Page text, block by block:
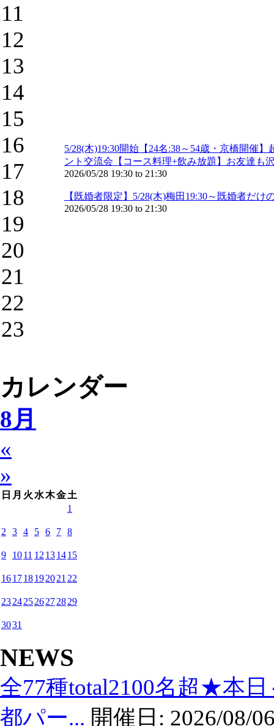
11
12
13
14
15
16
17
18
19
20
21
22
23
5/28(木)19:30開始【24名:38～54歳・京橋開催
ント交流会【コース料理+飲み放題】お友達も
2026/05/28 19:30 to 21:30
【既婚者限定】5/28(木)梅田19:30～既婚者だ
2026/05/28 19:30 to 21:30
カレンダー
8月
«
»
日 月 火 水木金土
1
2 3 4 5 6 7 8
9 1011 12 131415
161718192021 22
23242526272829
3031
NEWS
全77種total2100名超★本
都パー... 開催日: 2026/08/